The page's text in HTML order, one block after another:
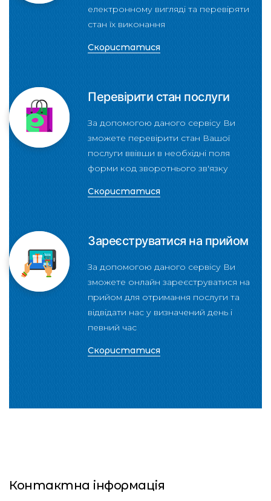
електронному вигляді та перевіряти
стан їх виконання
Скористатися
Перевірити стан послуги
За допомогою даного сервісу Ви
зможете перевірити стан Вашої
послуги ввівши в необхідні поля
форми код зворотнього зв'язку
Скористатися
Зареєструватися на прийом
За допомогою даного сервісу Ви
зможете онлайн зареєструватися на
прийом для отримання послуги та
відвідати нас у визначений день і
певний час
Скористатися
Контактна інформація